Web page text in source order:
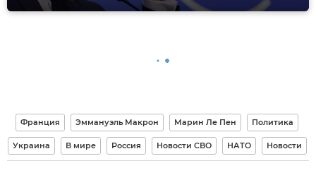
Франция Эммануэль Макрон Марин Ле Пен Политика
Украина В мире Россия Новости СВО НАТО Новости